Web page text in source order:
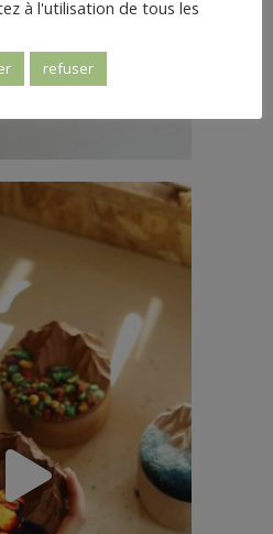
à l'utilisation de tous les
refuser